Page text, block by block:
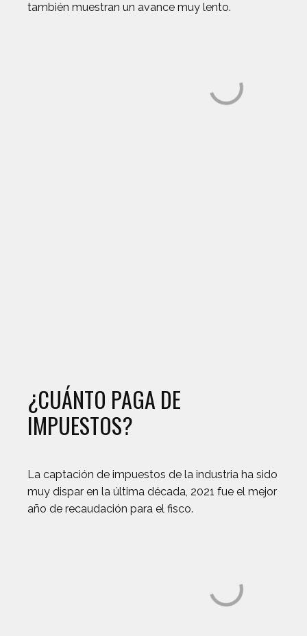
también muestran un avance muy lento.
¿CUÁNTO PAGA DE
IMPUESTOS?
La captación de impuestos de la industria ha sido
muy dispar en la última década, 2021 fue el mejor
año de recaudación para el fisco.